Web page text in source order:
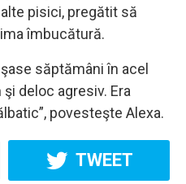
pisici, pregătit să
îmbucătură.
săptămâni în acel
deloc agresiv. Era
povesteşte Alexa.
TWEET